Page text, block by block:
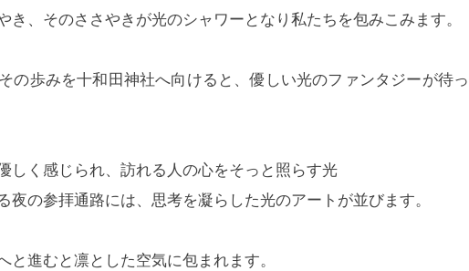
き、そのささやきが光のシャワーとなり私たちを包みこみます。
の歩みを十和田神社へ向けると、優しい光のファンタジーが待っ
しく感じられ、訪れる人の心をそっと照らす光
夜の参拝通路には、思考を凝らした光のアートが並びます。
進むと凛とした空気に包まれます。